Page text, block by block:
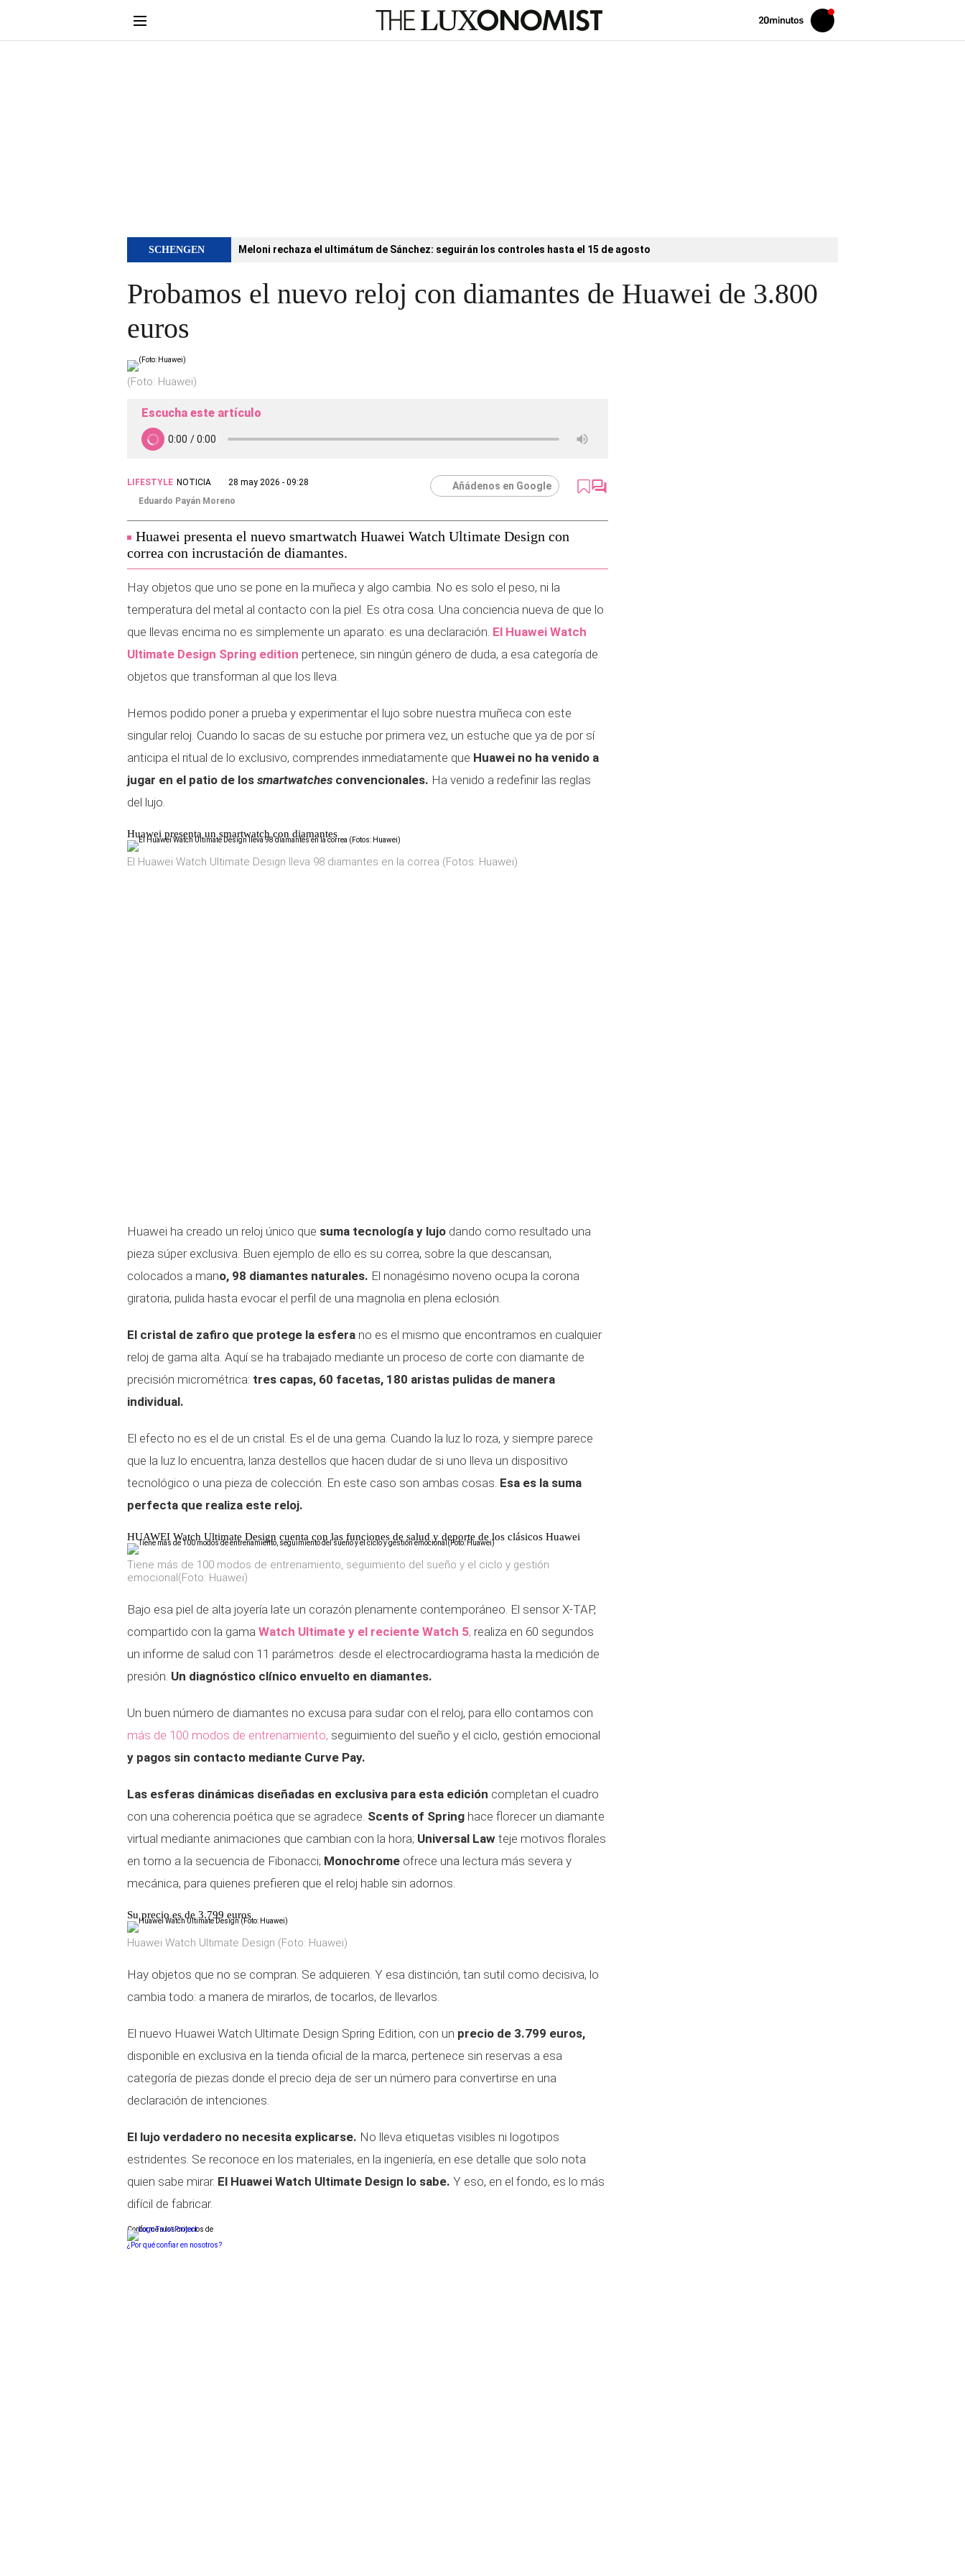
Volver
Iniciar
sesión
SCHENGEN Meloni rechaza el ultimátum de Sánchez: seguirán los controles hasta el 15 de agosto
Probamos el nuevo reloj con diamantes de Huawei de 3.800
euros
(Foto: Huawei)
Escucha este artículo
LIFESTYLE NOTICIA
28 may 2026 - 09:28
Eduardo Payán Moreno
Añádenos en Google
Huawei presenta el nuevo smartwatch Huawei Watch Ultimate Design con
correa con incrustación de diamantes.
Hay objetos que uno se pone en la muñeca y algo cambia. No es solo el peso, ni la
temperatura del metal al contacto con la piel. Es otra cosa. Una conciencia nueva de que lo
que llevas encima no es simplemente un aparato: es una declaración. El Huawei Watch
Ultimate Design Spring edition pertenece, sin ningún género de duda, a esa categoría de
objetos que transforman al que los lleva.
Hemos podido poner a prueba y experimentar el lujo sobre nuestra muñeca con este
singular reloj. Cuando lo sacas de su estuche por primera vez, un estuche que ya de por sí
anticipa el ritual de lo exclusivo, comprendes inmediatamente que Huawei no ha venido a
jugar en el patio de los smartwatches convencionales. Ha venido a redefinir las reglas
del lujo.
Huawei presenta un smartwatch con diamantes
El Huawei Watch Ultimate Design lleva 98 diamantes en la correa (Fotos: Huawei)
Huawei ha creado un reloj único que suma tecnología y lujo dando como resultado una
pieza súper exclusiva. Buen ejemplo de ello es su correa, sobre la que descansan,
colocados a mano, 98 diamantes naturales. El nonagésimo noveno ocupa la corona
giratoria, pulida hasta evocar el perfil de una magnolia en plena eclosión.
El cristal de zafiro que protege la esfera no es el mismo que encontramos en cualquier
reloj de gama alta. Aquí se ha trabajado mediante un proceso de corte con diamante de
precisión micrométrica: tres capas, 60 facetas, 180 aristas pulidas de manera
individual.
El efecto no es el de un cristal. Es el de una gema. Cuando la luz lo roza, y siempre parece
que la luz lo encuentra, lanza destellos que hacen dudar de si uno lleva un dispositivo
tecnológico o una pieza de colección. En este caso son ambas cosas. Esa es la suma
perfecta que realiza este reloj.
HUAWEI Watch Ultimate Design cuenta con las funciones de salud y deporte de los clásicos Huawei
Tiene más de 100 modos de entrenamiento, seguimiento del sueño y el ciclo y gestión
emocional(Foto: Huawei)
Bajo esa piel de alta joyería late un corazón plenamente contemporáneo. El sensor X-TAP,
compartido con la gama Watch Ultimate y el reciente Watch 5, realiza en 60 segundos
un informe de salud con 11 parámetros: desde el electrocardiograma hasta la medición de
presión. Un diagnóstico clínico envuelto en diamantes.
Un buen número de diamantes no excusa para sudar con el reloj, para ello contamos con
más de 100 modos de entrenamiento, seguimiento del sueño y el ciclo, gestión emocional
y pagos sin contacto mediante Curve Pay.
Las esferas dinámicas diseñadas en exclusiva para esta edición completan el cuadro
con una coherencia poética que se agradece. Scents of Spring hace florecer un diamante
virtual mediante animaciones que cambian con la hora; Universal Law teje motivos florales
en torno a la secuencia de Fibonacci; Monochrome ofrece una lectura más severa y
mecánica, para quienes prefieren que el reloj hable sin adornos.
Su precio es de 3.799 euros
Huawei Watch Ultimate Design (Foto: Huawei)
Hay objetos que no se compran. Se adquieren. Y esa distinción, tan sutil como decisiva, lo
cambia todo: a manera de mirarlos, de tocarlos, de llevarlos.
El nuevo Huawei Watch Ultimate Design Spring Edition, con un precio de 3.799 euros,
disponible en exclusiva en la tienda oficial de la marca, pertenece sin reservas a esa
categoría de piezas donde el precio deja de ser un número para convertirse en una
declaración de intenciones.
El lujo verdadero no necesita explicarse. No lleva etiquetas visibles ni logotipos
estridentes. Se reconoce en los materiales, en la ingeniería, en ese detalle que solo nota
quien sabe mirar. El Huawei Watch Ultimate Design lo sabe. Y eso, en el fondo, es lo más
difícil de fabricar.
Conforme a los criterios de
¿Por qué confiar en nosotros?